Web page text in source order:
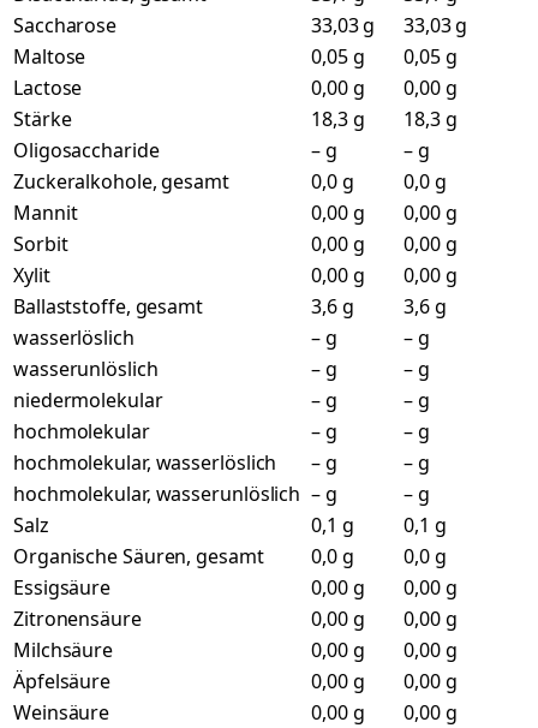
Saccharose
33,03 g
33,03 g
Maltose
0,05 g
0,05 g
Lactose
0,00 g
0,00 g
Stärke
18,3 g
18,3 g
Oligosaccharide
– g
– g
Zuckeralkohole, gesamt
0,0 g
0,0 g
Mannit
0,00 g
0,00 g
Sorbit
0,00 g
0,00 g
Xylit
0,00 g
0,00 g
Ballaststoffe, gesamt
3,6 g
3,6 g
wasserlöslich
– g
– g
wasserunlöslich
– g
– g
niedermolekular
– g
– g
hochmolekular
– g
– g
hochmolekular, wasserlöslich
– g
– g
hochmolekular, wasserunlöslich – g
– g
Salz
0,1 g
0,1 g
Organische Säuren, gesamt
0,0 g
0,0 g
Essigsäure
0,00 g
0,00 g
Zitronensäure
0,00 g
0,00 g
Milchsäure
0,00 g
0,00 g
Äpfelsäure
0,00 g
0,00 g
Weinsäure
0,00 g
0,00 g